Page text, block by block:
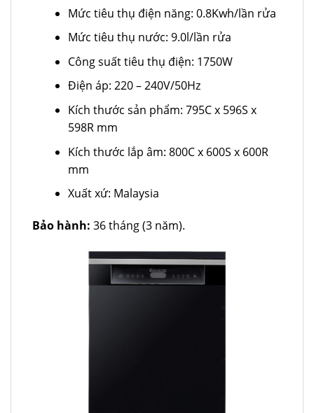
Mức tiêu thụ điện năng: 0.8Kwh/lần rửa
Mức tiêu thụ nước: 9.0l/lần rửa
Công suất tiêu thụ điện: 1750W
Điện áp: 220 – 240V/50Hz
Kích thước sản phẩm: 795C x 596S x
598R mm
Kích thước lắp âm: 800C x 600S x 600R
mm
Xuất xứ: Malaysia
Bảo hành: 36 tháng (3 năm).